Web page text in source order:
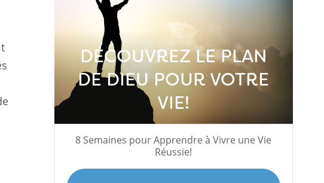
DÉCOUVREZ LE PLAN
DE DIEU POUR VOTRE
VIE!
8 Semaines pour Apprendre à Vivre une Vie
Réussie!